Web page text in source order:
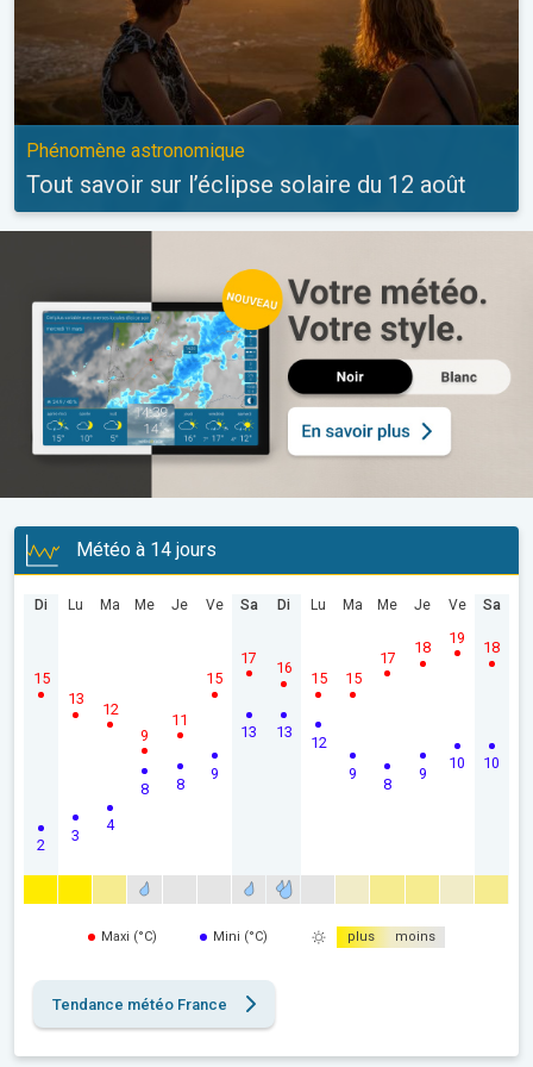
Phénomène astronomique
Tout savoir sur l’éclipse solaire du 12 août
Météo à 14 jours
Di
2
15
Lu
3
13
Ma
4
12
Me
8
9
Je
8
11
Ve
9
15
Sa
13
17
Di
13
16
Lu
12
15
Ma
9
15
Me
8
17
Je
9
18
Ve
10
19
Sa
10
18
Maxi (°C) Mini (°C) plus moins
Tendance météo France